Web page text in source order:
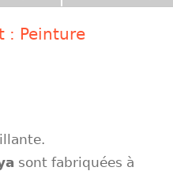
: Peinture
sont fabriquées à